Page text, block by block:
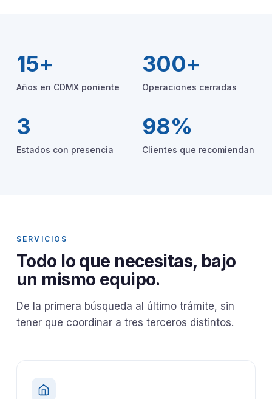
15+
Años en CDMX poniente
300+
Operaciones cerradas
3
Estados con presencia
98%
Clientes que recomiendan
SERVICIOS
Todo lo que necesitas, bajo
un mismo equipo.
De la primera búsqueda al último trámite, sin
tener que coordinar a tres terceros distintos.